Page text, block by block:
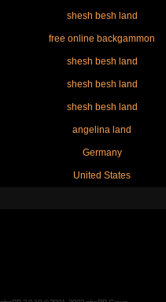
shesh besh land
free online backgammon
shesh besh land
shesh besh land
shesh besh land
angelina land
Germany
United States